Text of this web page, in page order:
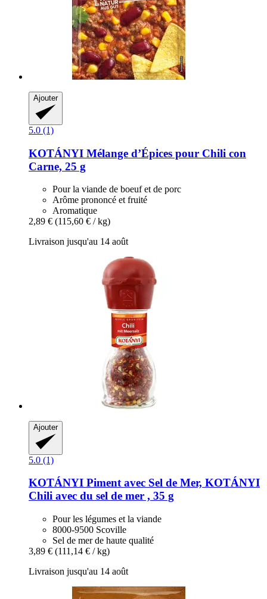
Ajouter
5.0 (1)
KOTÁNYI Mélange d’Épices pour Chili con
Carne, 25 g
Pour la viande de boeuf et de porc
Arôme prononcé et fruité
Aromatique
2,89 € (115,60 € / kg)
Livraison jusqu'au 14 août
Ajouter
5.0 (1)
KOTÁNYI Piment avec Sel de Mer, KOTÁNYI
Chili avec du sel de mer , 35 g
Pour les légumes et la viande
8000-9500 Scoville
Sel de mer de haute qualité
3,89 € (111,14 € / kg)
Livraison jusqu'au 14 août